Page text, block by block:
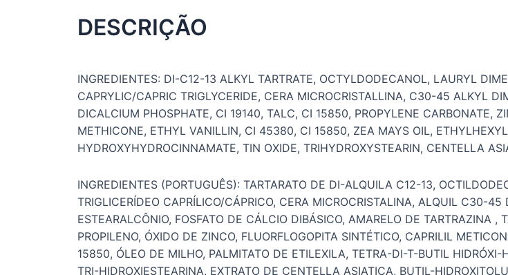
DESCRIÇÃO
INGREDIENTES: DI-C12-13 ALKYL TARTRATE, OCTYLDODECANOL, LAURYL
CAPRYLIC/CAPRIC TRIGLYCERIDE, CERA MICROCRISTALLINA, C30-45 ALKYL
DICALCIUM PHOSPHATE, CI 19140, TALC, CI 15850, PROPYLENE CARBONATE,
METHICONE, ETHYL VANILLIN, CI 45380, CI 15850, ZEA MAYS OIL,
HYDROXYHYDROCINNAMATE, TIN OXIDE, TRIHYDROXYSTEARIN, CENTELLA
INGREDIENTES (PORTUGUÊS): TARTARATO DE DI-ALQUILA C12-13,
TRIGLICERÍDEO CAPRÍLICO/CÁPRICO, CERA MICROCRISTALINA, ALQUIL C30-
ESTEARALCÔNIO, FOSFATO DE CÁLCIO DIBÁSICO, AMARELO DE TARTRAZINA
PROPILENO, ÓXIDO DE ZINCO, FLUORFLOGOPITA SINTÉTICO, CAPRILIL
15850, ÓLEO DE MILHO, PALMITATO DE ETILEXILA, TETRA-DI-T-BUTIL
TRI-HIDROXIESTEARINA, EXTRATO DE CENTELLA ASIATICA, BUTIL-